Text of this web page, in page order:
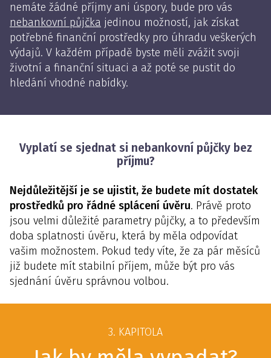
nemáte žádné příjmy ani úspory, bude pro vás
nebankovní půjčka jedinou možností, jak získat
potřebné finanční prostředky pro úhradu veškerých
výdajů. V každém případě byste měli zvážit svoji
životní a finanční situaci a až poté se pustit do
hledání vhodné nabídky.
Vyplatí se sjednat si nebankovní půjčky bez
příjmu?
Nejdůležitější je se ujistit, že budete mít dostatek
prostředků pro řádné splácení úvěru. Právě proto
jsou velmi důležité parametry půjčky, a to především
doba splatnosti úvěru, která by měla odpovídat
vašim možnostem. Pokud tedy víte, že za pár měsíců
již budete mít stabilní příjem, může být pro vás
sjednání úvěru správnou volbou.
3. KAPITOLA